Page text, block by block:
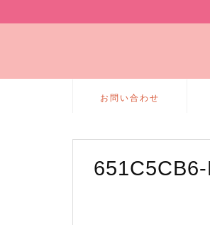
お問い合わせ